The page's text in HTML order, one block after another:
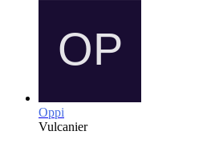
Oppi
Vulcanier